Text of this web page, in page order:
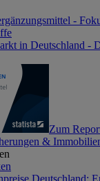
-
in Deutschland -
Zum
&
Deutschland: